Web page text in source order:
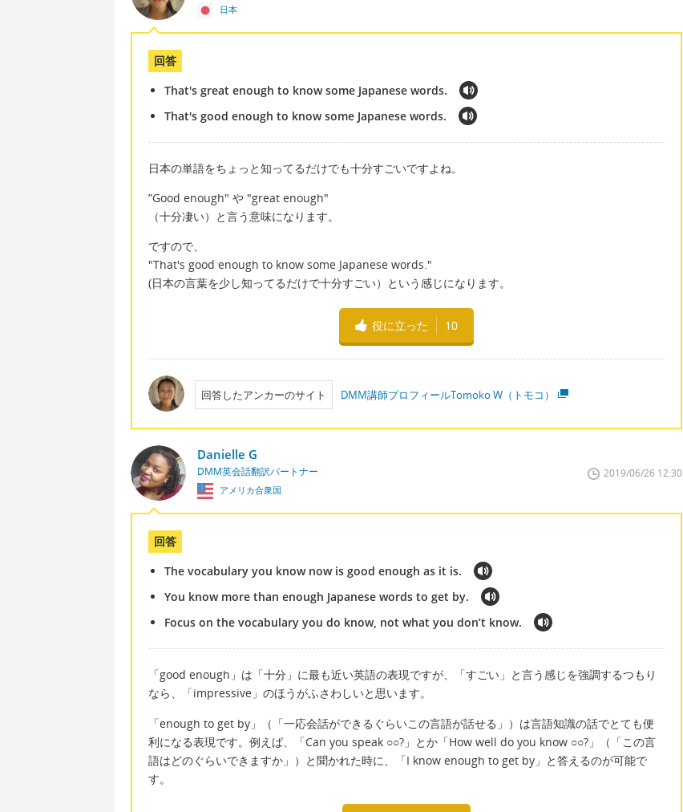
日本
回答
That's great enough to know some Japanese words.
That's good enough to know some Japanese words.
日本の単語をちょっと知ってるだけでも十分すごいですよね。
”Good enough" や "great enough"
（十分凄い）と言う意味になります。
ですので、
"That's good enough to know some Japanese words."
(日本の言葉を少し知ってるだけで十分すごい）という感じになります。
役に立った 10
回答したアンカーのサイト DMM講師プロフィールTomoko W（トモコ）
Danielle G
DMM英会話翻訳パートナー
アメリカ合衆国
2019/06/26 12:30
回答
The vocabulary you know now is good enough as it is.
You know more than enough Japanese words to get by.
Focus on the vocabulary you do know, not what you don’t know.
「good enough」は「十分」に最も近い英語の表現ですが、「すごい」と言う感じを強調するつもり
なら、「impressive」のほうがふさわしいと思います。
「enough to get by」（「一応会話ができるぐらいこの言語が話せる」）は言語知識の話でとても便
利になる表現です。例えば、「Can you speak ○○?」とか「How well do you know ○○?」（「この言
語はどのぐらいできますか」）と聞かれた時に、「I know enough to get by」と答えるのが可能で
す。